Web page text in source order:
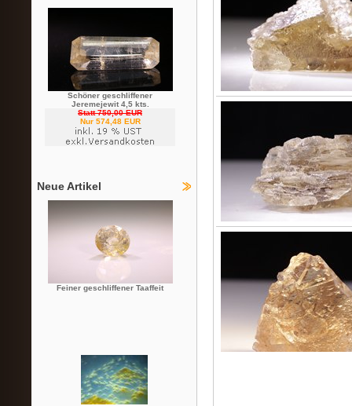
Schöner geschliffener
Jeremejewit 4,5 kts.
Statt 750,00 EUR
Nur 574,48 EUR
Neue Artikel
Feiner geschliffener Taaffeit